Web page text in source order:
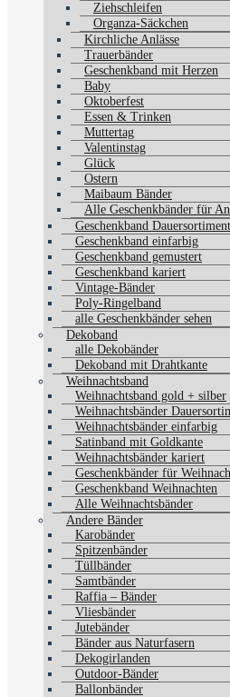
Ziehschleifen
Organza-Säckchen
Kirchliche Anlässe
Trauerbänder
Geschenkband mit Herzen
Baby
Oktoberfest
Essen & Trinken
Muttertag
Valentinstag
Glück
Ostern
Maibaum Bänder
Alle Geschenkbänder für
Geschenkband Dauersortiment
Geschenkband einfarbig
Geschenkband gemustert
Geschenkband kariert
Vintage-Bänder
Poly-Ringelband
alle Geschenkbänder sehen
Dekoband
alle Dekobänder
Dekoband mit Drahtkante
Weihnachtsband
Weihnachtsband gold + silber
Weihnachtsbänder
Weihnachtsbänder einfarbig
Satinband mit Goldkante
Weihnachtsbänder kariert
Geschenkbänder für
Geschenkband Weihnachten
Alle Weihnachtsbänder
Andere Bänder
Karobänder
Spitzenbänder
Tüllbänder
Samtbänder
Raffia – Bänder
Vliesbänder
Jutebänder
Bänder aus Naturfasern
Dekogirlanden
Outdoor-Bänder
Ballonbänder